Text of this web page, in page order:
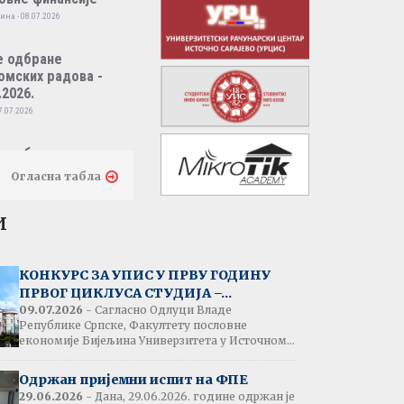
- 08.07.2026
одбране
радова -
одбране
радова -
пословно
- 07.07.2026
испита:
трговина
- 07.07.2026
Огласна табла
КОНКУРС ЗА УПИС У ПРВУ ГОДИНУ
ПРВОГ ЦИКЛУСА СТУДИЈА –...
09.07.2026 - Сагласно Одлуци Владе
Републике Српске, Факултету пословне
економије Бијељина Универзитета у Источном...
Одржан пријемни испит на ФПЕ
29.06.2026 - Дана, 29.06.2026. године одржан је